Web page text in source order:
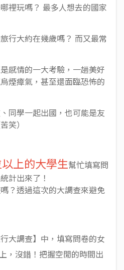
裡玩嗎？ 最多人想去的國家
行大約在幾歲嗎？ 而又最常
感情的一大考驗，一趟美好
煙瘴氣，甚至還面臨恐怖的
同學一起出國，也可能是友
笑）
上的大學生幫忙填寫問
計出來了！
？透過這次的大調查來避免
大調查】中，填寫問卷的女
，沒錯！把握空閒的時間出